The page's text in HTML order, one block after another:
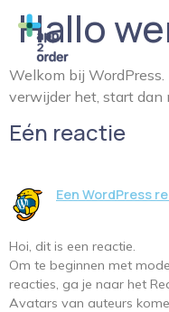
Hallo
Welkom bij
verwijder het, start dan
Eén reactie
Een WordPress
Hoi, dit is een reactie.
Om te beginnen met
reacties, ga je naar het
Avatars van auteurs